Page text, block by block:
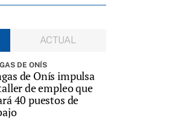
ACTUAL
DE ONÍS
de Onís impulsa
de empleo que
40 puestos de